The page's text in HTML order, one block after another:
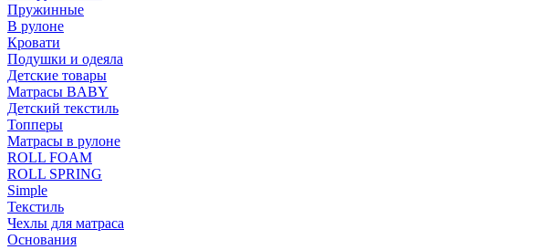
Пружинные
В рулоне
Кровати
Подушки и одеяла
Детские товары
Матрасы BABY
Детский текстиль
Топперы
Матрасы в рулоне
ROLL FOAM
ROLL SPRING
Simple
Текстиль
Чехлы для матраса
Основания